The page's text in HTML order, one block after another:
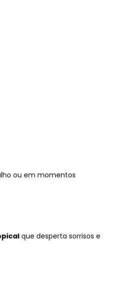
ou em momentos
que desperta sorrisos e